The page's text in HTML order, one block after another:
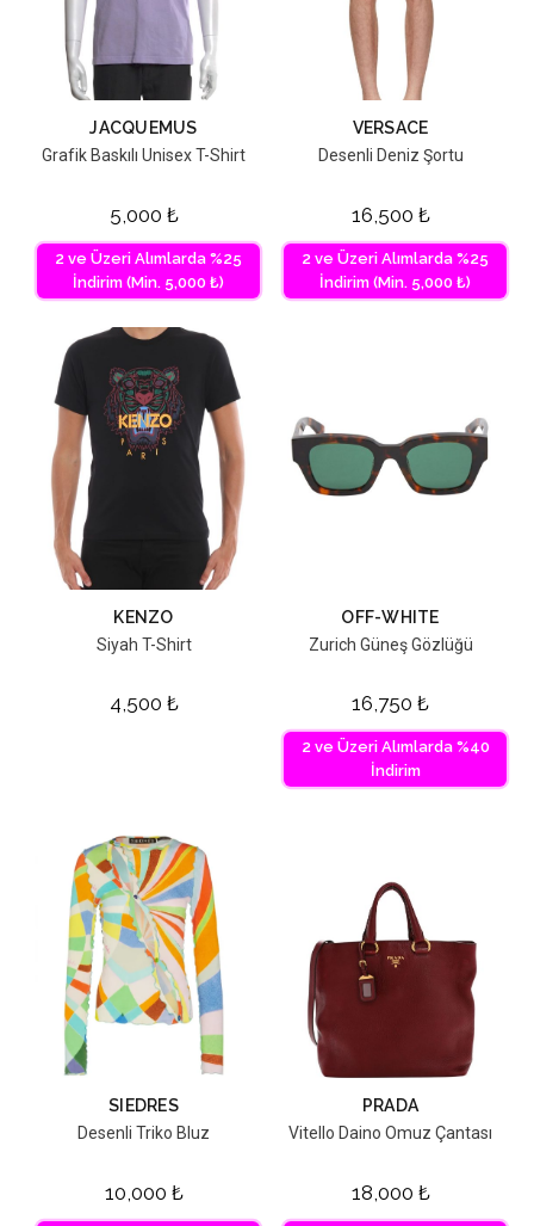
JACQUEMUS
Grafik Baskılı Unisex T-Shirt
5,000 ₺
2 ve Üzeri Alımlarda %25
İndirim (Min. 5,000 ₺)
VERSACE
Desenli Deniz Şortu
16,500 ₺
2 ve Üzeri Alımlarda %25
İndirim (Min. 5,000 ₺)
KENZO
Siyah T-Shirt
4,500 ₺
OFF-WHITE
Zurich Güneş Gözlüğü
16,750 ₺
2 ve Üzeri Alımlarda %40
İndirim
SIEDRES
Desenli Triko Bluz
10,000 ₺
PRADA
Vitello Daino Omuz Çantası
18,000 ₺